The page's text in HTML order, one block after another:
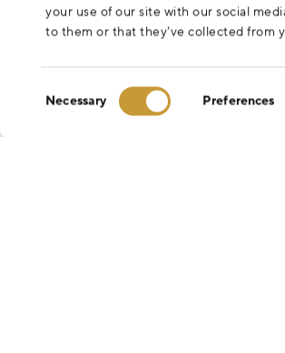
your use of our site with our social
to them or that they’ve collected from
Necessary Preferences